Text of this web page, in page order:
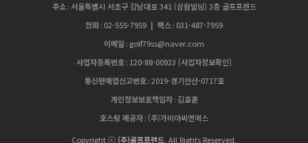
주소 : 서울특별시 서초구 강남대로 341 (삼원빌딩) 3층 골프프렌드
전화: 02-555-7959 | 팩스: 031-487-7959
이메일 : golf79ss@naver.com
사업자등록번호: 120-88-00923 [사업자정보확인]
통신판매업신고번호 :2019-경기안산-0717호
개인정보보호책임자 : 김효훈
호스팅 제공자: (주)가비아씨엔에스
Copyright ⓒ (주)골프프렌드. All Rights Reserved.